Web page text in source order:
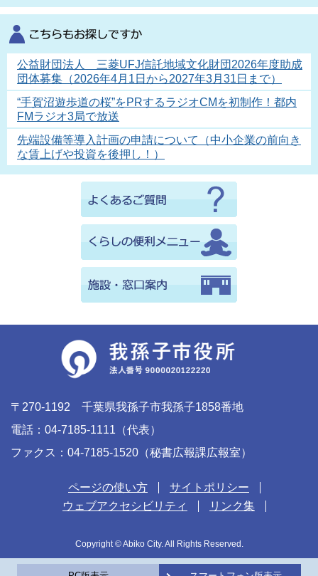
公益財団法人 三菱UFJ信託地域文化財団2026年度助成
団体募集（2026年4月1日から2027年3月31日まで）
“手賀沼遊歩道の桜”をPRするラジオCMを初制作！都内
FMラジオ3局で放送
先端設備等導入計画の申請について（中小企業の前向き
な賃上げや投資を後押し！）
〒270-1192 千葉県我孫子市我孫子1858番地
電話：04-7185-1111（代表）
ファクス：04-7185-1520（秘書広報課広報室）
ページの使い方
サイトポリシー
ウェブアクセシビリティ
リンク集
Copyright © Abiko City. All Rights Reserved.